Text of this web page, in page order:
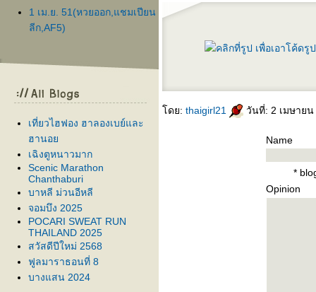
1 เม.ย. 51(หวยออก,แชมเปียน
ลีก,AF5)
เที่ยวไฮฟอง ฮาลองเบย์และ
ฮานอ
เฉิงตูหนาวมาก
Scenic Marathon
Chanthaburi
บาหลี ม่วนอีหลี
จอมบึง 2025
POCARI SWEAT RUN
THAILAND 2025
สวัสดีปีใหม่ 2568
ฟูลมาราธอนที่ 8
บางแสน 2024
ดย: thaigirl21 วันที่: 2 เมษายน
Name
*
Opinion